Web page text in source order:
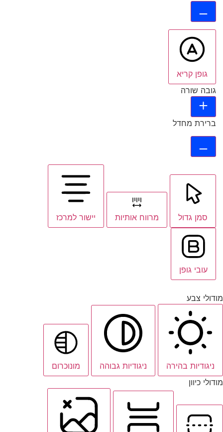
גופן קריא
גובה שורה
ברירת מחדל
סמן גדול מרווח אותיות יישור למרכז
עובי גופן
מודולי צבע
ניגודיות בהירה ניגודיות גבוהה
מונוכרום
מודולי כיוון